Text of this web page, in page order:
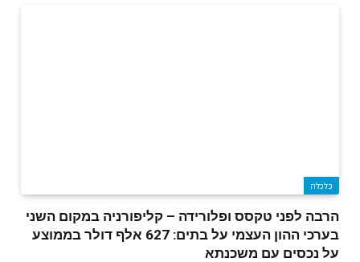
כלכלה
הרבה לפני טקסס ופלורידה – קליפורניה במקום השני
בערכי ההון העצמי על בתים: 627 אלף דולר בממוצע
על נכסים עם משכנתא